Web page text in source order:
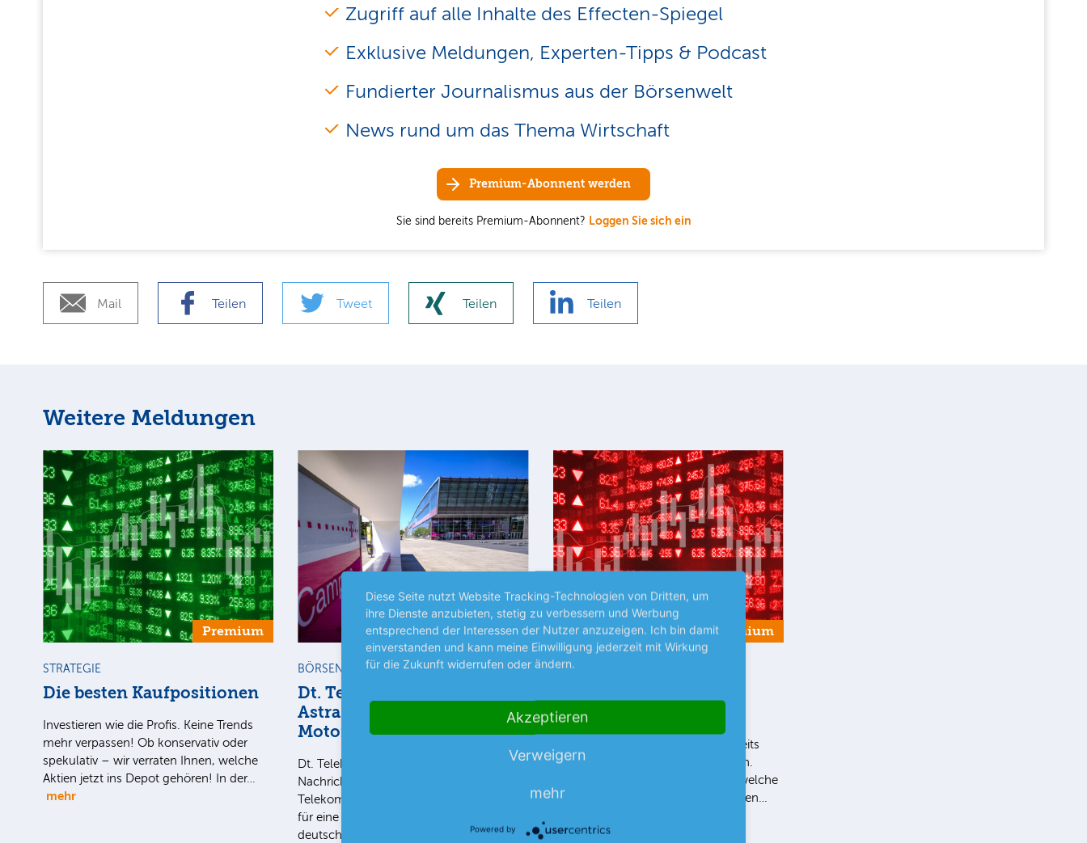
Zugriff auf alle Inhalte des Effecten-Spiegel
Exklusive Meldungen, Experten-Tipps & Podcast
Fundierter Journalismus aus der Börsenwelt
News rund um das Thema Wirtschaft
Premium-Abonnent werden
Sie sind bereits Premium-Abonnent? Loggen Sie sich ein
Mail Teilen Tweet Teilen Teilen
Weitere Meldungen
Premium
STRATEGIE
Die besten Kaufpositionen
Investieren wie die Profis. Keine Trends
mehr verpassen! Ob konservativ oder
spekulativ – wir verraten Ihnen, welche
Aktien jetzt ins Depot gehören! In der…
mehr
Premium
BÖRSENGERÜCHTE
Dt. Telekom +++
AstraZeneca +++ Steyr
Motors
Dt. Telekom Laut dem US-
Nachrichtenportals Semafor, soll die US-
Telekom-Tochter T-Mobile US die Pläne
für eine mögliche Fusion mit der
deutschen Mutter nicht…
mehr
Premium
STRATEGIE
Verkaufspositionen
Sind Sie unsicher, ob Ihre Aktie bereits
ausgereizt ist? Wir verraten es Ihnen.
Unter der Halteposition lesen Sie, welche
Aktie Sie noch länger im Depot liegen…
Diese Seite nutzt Website Tracking-Technologien von Dritten, um
ihre Dienste anzubieten, stetig zu verbessern und Werbung
entsprechend der Interessen der Nutzer anzuzeigen. Ich bin damit
einverstanden und kann meine Einwilligung jederzeit mit Wirkung
für die Zukunft widerrufen oder ändern.
Akzeptieren
Verweigern
mehr
Powered by